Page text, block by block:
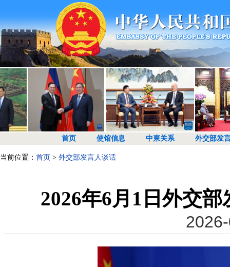
首页 使馆信息 中柬关系 外交部发
当前位置： 首页 > 外交部发言人谈话
2026年6月1日外交